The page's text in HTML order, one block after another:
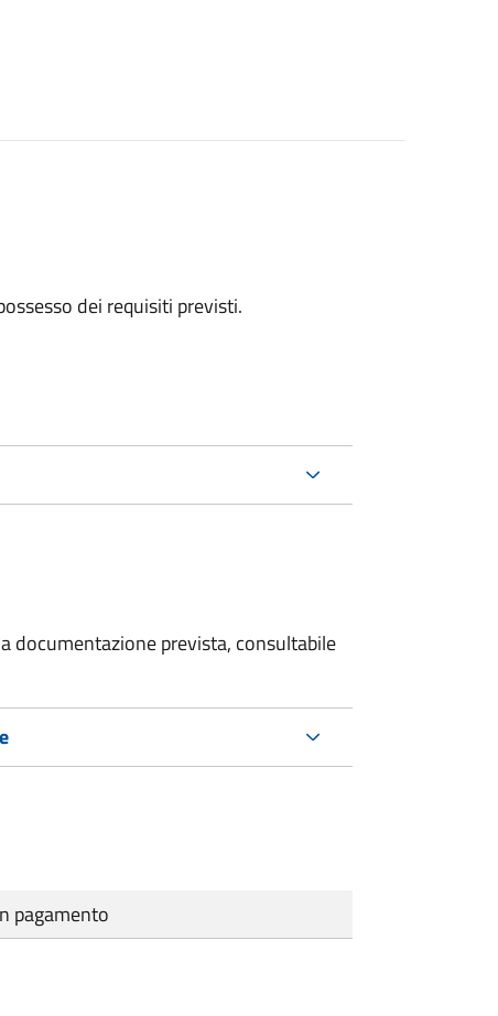
dei requisiti previsti.
documentazione prevista, consultabile
pagamento